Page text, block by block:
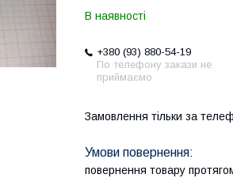
В наявності
+380 (93) 880-54-19
По телефону закази не
приймаємо
Замовлення тільки за
повернення товару